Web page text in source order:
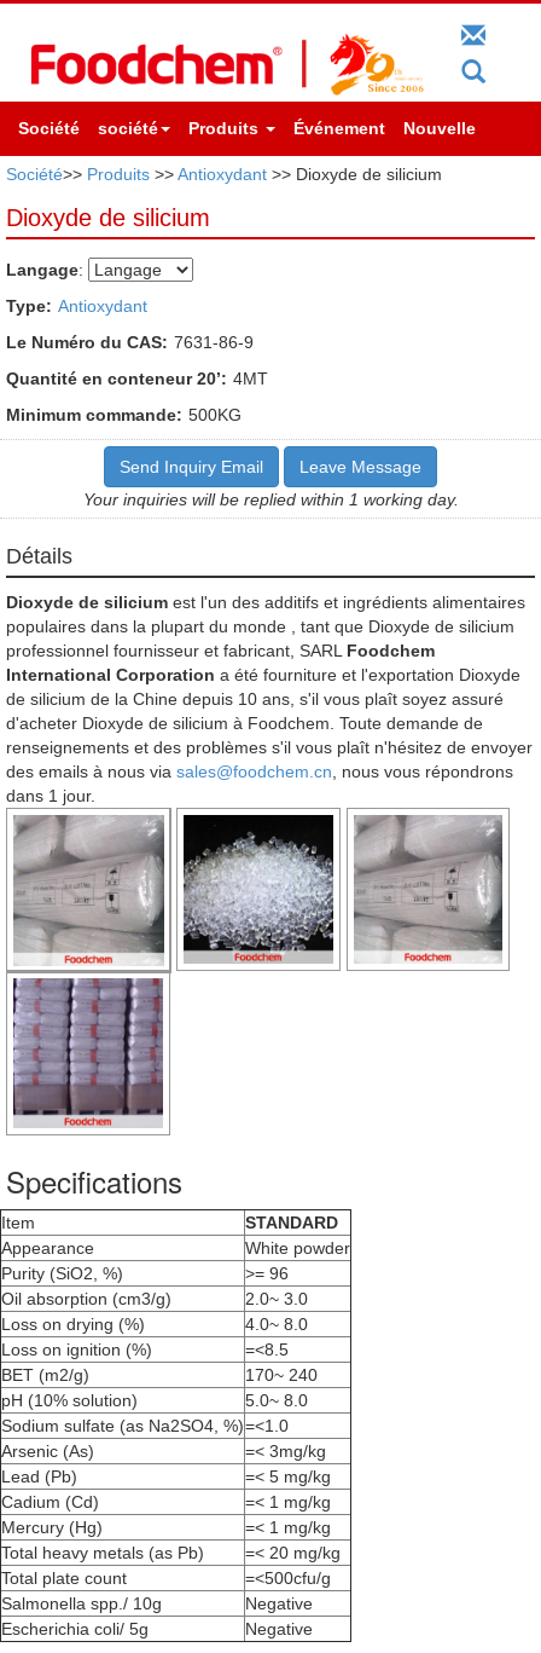
Société société Produits Événement Nouvelle
Société>> Produits >>Antioxydant >> Dioxyde de silicium
Dioxyde de silicium
Langage:
Type: Antioxydant
Le Numéro du CAS: 7631-86-9
Quantité en conteneur 20’: 4MT
Minimum commande: 500KG
Send Inquiry Email
Leave Message
Your inquiries will be replied within 1 working day.
Détails
Dioxyde de silicium est l'un des additifs et ingrédients alimentaires
populaires dans la plupart du monde , tant que Dioxyde de silicium
professionnel fournisseur et fabricant, SARL Foodchem
International Corporation a été fourniture et l'exportation Dioxyde
de silicium de la Chine depuis 10 ans, s'il vous plaît soyez assuré
d'acheter Dioxyde de silicium à Foodchem. Toute demande de
renseignements et des problèmes s'il vous plaît n'hésitez de envoyer
des emails à nous via sales@foodchem.cn , nous vous répondrons
dans 1 jour.
Specifications
Item
STANDARD
Appearance
White powder
Purity (SiO2, %)
>= 96
Oil absorption (cm3/g)
2.0~ 3.0
Loss on drying (%)
4.0~ 8.0
Loss on ignition (%)
=<8.5
BET (m2/g)
170~ 240
pH (10% solution)
5.0~ 8.0
Sodium sulfate (as Na2SO4, %)=<1.0
Arsenic (As)
=< 3mg/kg
Lead (Pb)
=< 5 mg/kg
Cadium (Cd)
=< 1 mg/kg
Mercury (Hg)
=< 1 mg/kg
Total heavy metals (as Pb)
=< 20 mg/kg
Total plate count
=<500cfu/g
Salmonella spp./ 10g
Negative
Escherichia coli/ 5g
Negative